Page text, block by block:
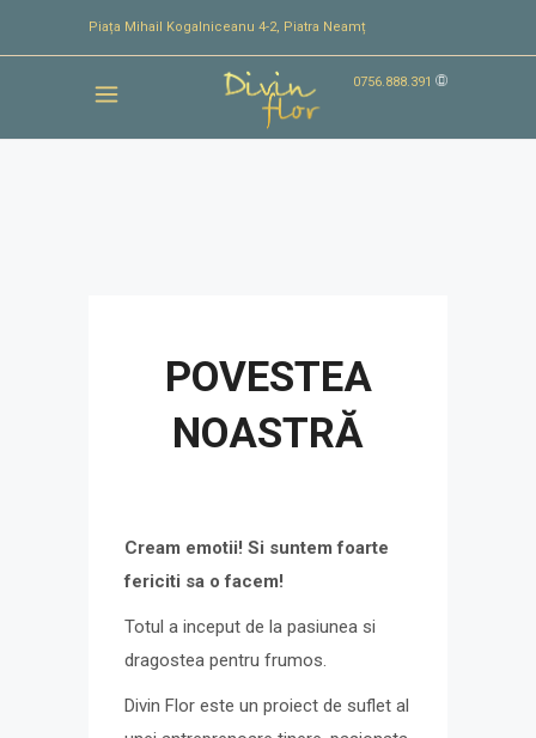
Piața Mihail Kogalniceanu 4-2, Piatra Neamț
0756.888.391
POVESTEA
NOASTRĂ
Cream emotii! Si suntem foarte
fericiti sa o facem!
Totul a inceput de la pasiunea si
dragostea pentru frumos.
Divin Flor este un proiect de suflet al